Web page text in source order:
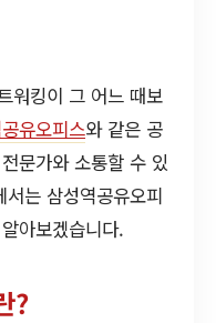
워킹이 그 어느 때보
유오피스와 같은 공
문가와 소통할 수 있
는 삼성역공유오피
아보겠습니다.
?